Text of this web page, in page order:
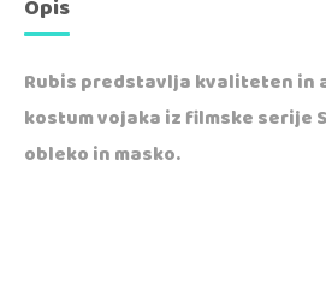
Opis
Rubis predstavlja kvaliteten
kostum vojaka iz filmske serije
obleko in masko.